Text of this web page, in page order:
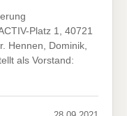
Platz 1, 40721
Hennen, Dominik,
als Vorstand: